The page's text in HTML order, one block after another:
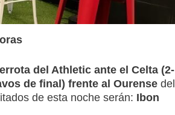
del Athletic ante el Celta (2-
de final) frente al Ourensedel
de esta noche serán: Ibon